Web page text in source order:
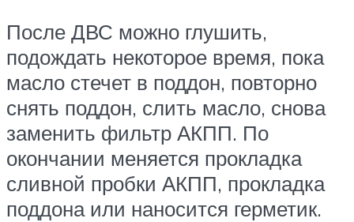
После ДВС можно глушить,
подождать некоторое время, пока
масло стечет в поддон, повторно
снять поддон, слить масло, снова
заменить фильтр АКПП. По
окончании меняется прокладка
сливной пробки АКПП, прокладка
поддона или наносится герметик.